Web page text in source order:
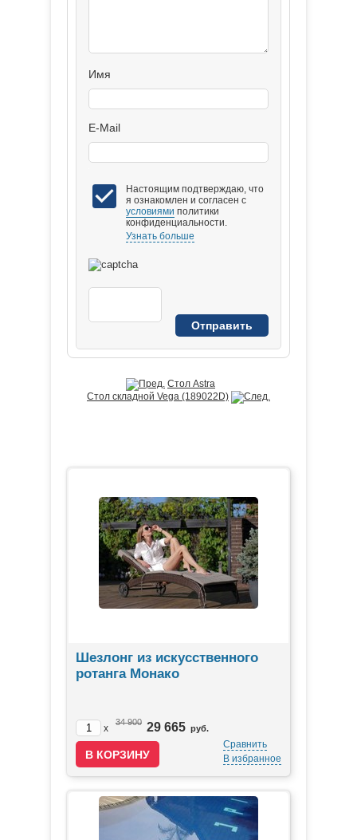
Имя
E-Mail
Настоящим подтверждаю, что
я ознакомлен и согласен с
условиями политики
конфиденциальности.
Узнать больше
Стол Astra
Стол складной Vega (189022D)
Шезлонг из искусственного
ротанга Монако
x
34 900 29 665 руб.
Сравнить
В избранное